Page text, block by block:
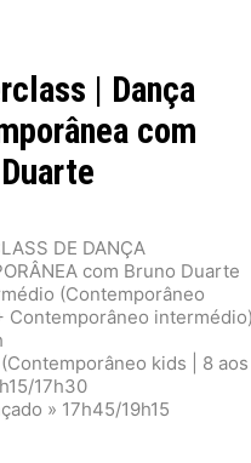
| Dança
com
DE DANÇA
com Bruno Duarte
(Contemporâneo
Contemporâneo
kids | 8 aos
17h30
» 17h45/19h15